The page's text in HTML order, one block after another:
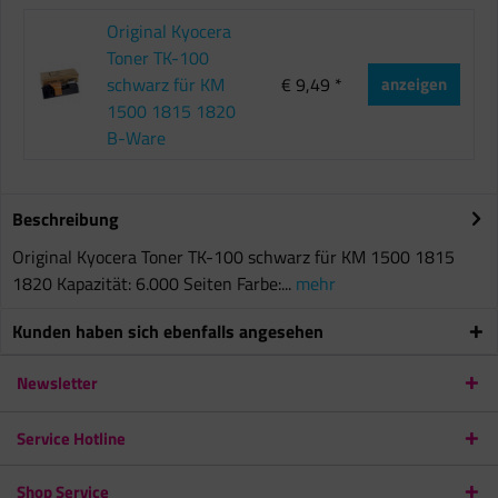
Original Kyocera
Toner TK-100
schwarz für KM
1500 1815 1820
B-Ware
€ 9,49 * anzeigen
Beschreibung
Original Kyocera Toner TK-100 schwarz für KM 1500 1815
1820 Kapazität: 6.000 Seiten Farbe:... mehr
Kunden haben sich ebenfalls angesehen
Newsletter
Service Hotline
Shop Service